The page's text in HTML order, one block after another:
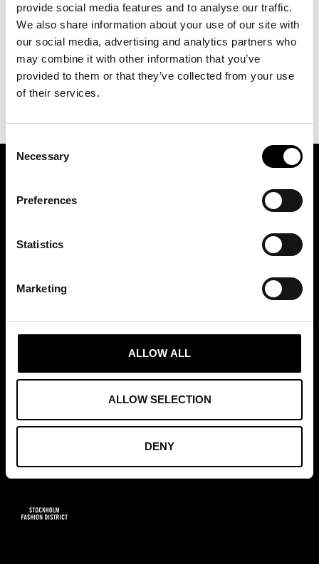
provide social media features and to analyse our traffic.
We also share information about your use of our site with
our social media, advertising and analytics partners who
may combine it with other information that you’ve
provided to them or that they’ve collected from your use
of their services.
Consent
Selection
Necessary
Preferences
Statistics
Marketing
ALLOW ALL
ALLOW SELECTION
DENY
LÄGG I VARUKORG
+46 (0)8 411 00 22
GRUNDARE AV